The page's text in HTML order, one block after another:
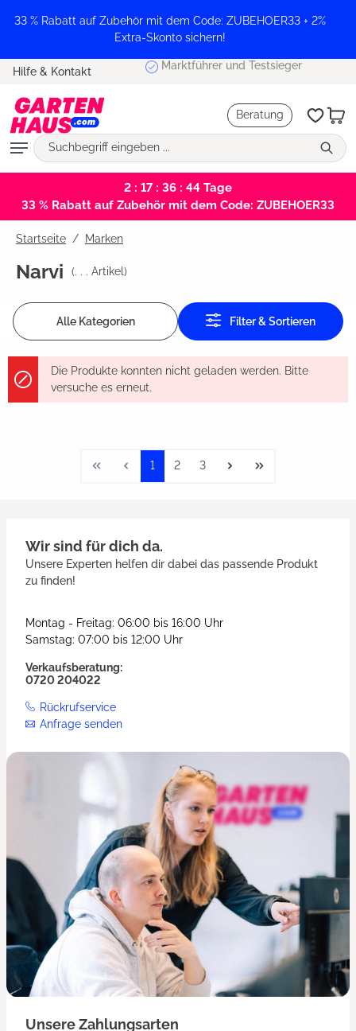
springen
33 % Rabatt auf Zubehör mit dem Code: ZUBEHOER33 + 2%
Extra-Skonto sichern!
Hilfe & Kontakt Marktführer und Testsieger
Beratung
2 : 17 : 36 : 44 Tage
33 % Rabatt auf Zubehör mit dem Code: ZUBEHOER33
Startseite Marken
Narvi (. . . Artikel)
Alle Kategorien Filter & Sortieren
Die Produkte konnten nicht geladen werden. Bitte
versuche es erneut.
1 2 3
Wir sind für dich da.
Unsere Experten helfen dir dabei das passende Produkt
zu finden!
Montag - Freitag: 06:00 bis 16:00 Uhr
Samstag: 07:00 bis 12:00 Uhr
Verkaufsberatung:
0720 204022
Rückrufservice
Anfrage senden
Unsere Zahlungsarten